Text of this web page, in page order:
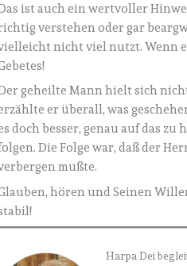
ist auch ein wertvoller
verstehen oder gar
nicht viel nutzt. Wenn
geheilte Mann hielt sich
er überall, was
doch besser, genau auf das
Die Folge war, daß der
mußte.
hören und Seinen
Harpa Dei